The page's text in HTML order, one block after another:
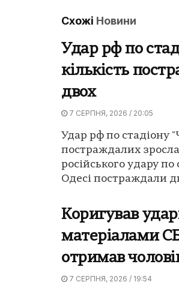
Схожі Новини
Удар рф по
кількість
двох
7 СЕРПНЯ, 2026 / 20:05
Удар рф по стадіону
постраждалих
російського удару
Одесі постраждали
Коригував
матеріалами
отримав
7 СЕРПНЯ, 2026 / 19:54